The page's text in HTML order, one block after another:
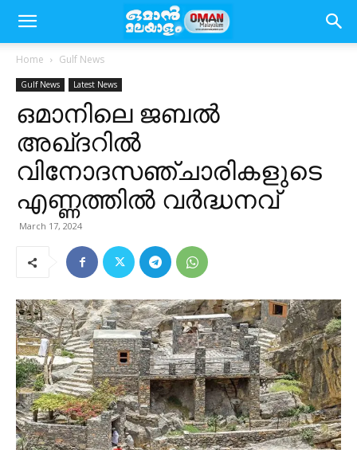
Home Gulf News
Gulf News Latest News
ഒമാനിലെ ജബൽ
അഖ്ദറിൽ
വിനോദസഞ്ചാരികളുടെ
എണ്ണത്തിൽ വർദ്ധനവ്
March 17, 2024